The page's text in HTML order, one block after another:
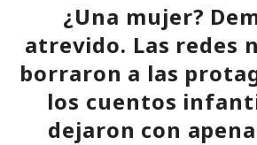
no quedó impune:
autor, ya espera
una celda.
10:34 / 07.08.2026
¿Una mujer?
atrevido. Las redes
borraron a las
los cuentos
dejaron con